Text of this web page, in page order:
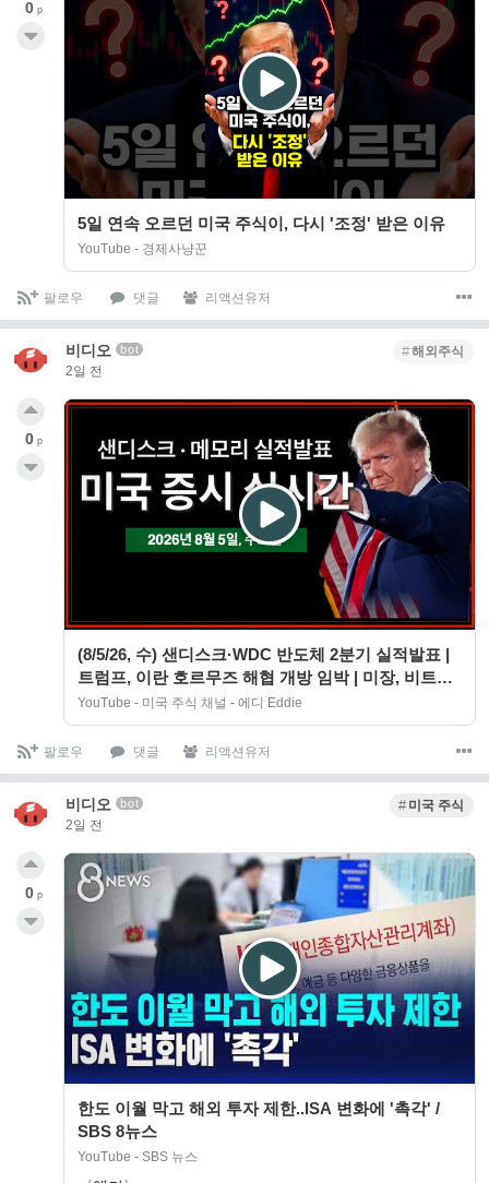
5일 연속 오르던 미국 주식이, 다시 '조정' 받은 이유
YouTube - 경제사냥꾼
0 p
팔로우 댓글 리액션유저
비디오 bot
2일 전
해외주식
(8/5/26, 수) 샌디스크·WDC 반도체 2분기 실적발표 |
트럼프, 이란 호르무즈 해협 개방 임박 | 미장, 비트코
인 방송
YouTube - 미국 주식 채널 - 에디 Eddie
0 p
팔로우 댓글 리액션유저
비디오 bot
2일 전
미국 주식
한도 이월 막고 해외 투자 제한..ISA 변화에 '촉각' /
SBS 8뉴스
YouTube - SBS 뉴스
0 p